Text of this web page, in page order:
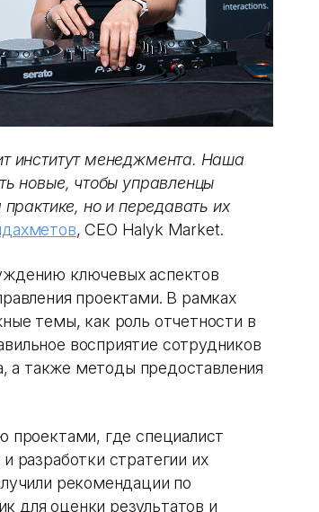
институт менеджмента. Наша
новые, чтобы управленцы
но и передавать их
, СЕО Halyk Market.
ключевых аспектов
проектами. В рамках
темы, как роль отчетности в
восприятие сотрудников
а также методы предоставления
проектами, где специалист
разработки стратегии их
рекомендации по
для оценки результатов и